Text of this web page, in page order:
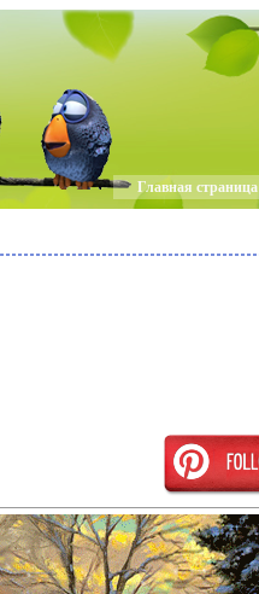
Главная страница